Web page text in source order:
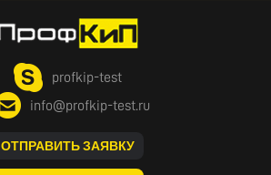
profkip-test
info@profkip-test.ru
ОТПРАВИТЬ ЗАЯВКУ